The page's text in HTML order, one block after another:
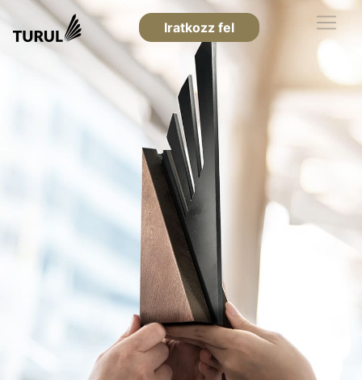
Iratkozz fel